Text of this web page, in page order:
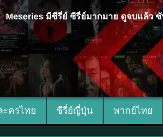
Meseries มีซีรี่ย์ ซีรี่ย์มากมาย ดูจบแล้ว
ะครไทย ซีรี่ย์ญี่ปุ่น พากย์ไทย